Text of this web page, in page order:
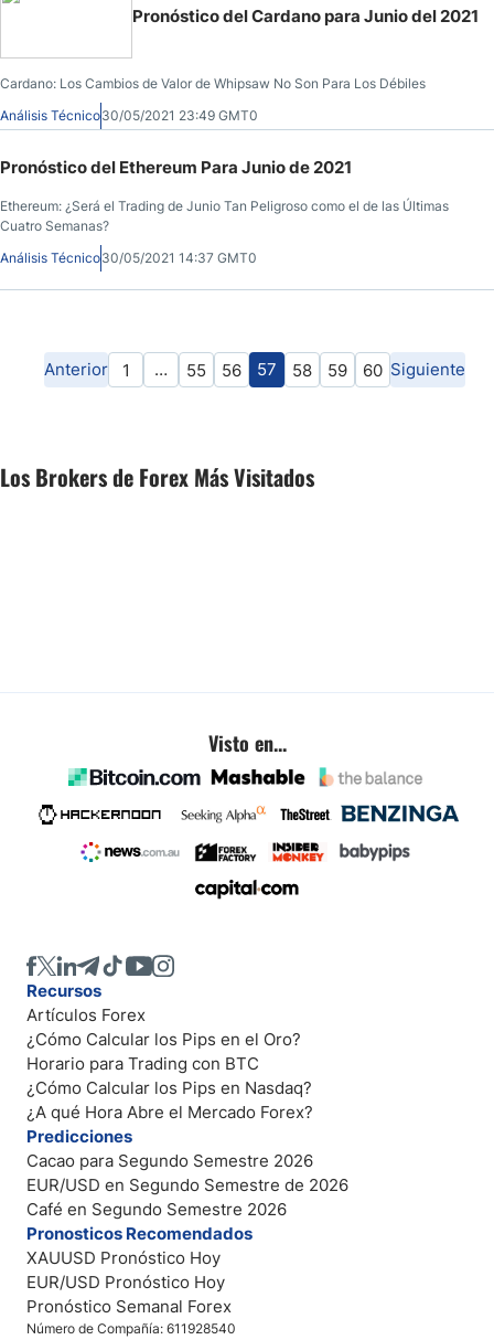
Pronóstico del Cardano para Junio del 2021
Cardano: Los Cambios de Valor de Whipsaw No Son Para Los Débiles
Análisis Técnico30/05/2021 23:49 GMT0
Pronóstico del Ethereum Para Junio de 2021
Ethereum: ¿Será el Trading de Junio Tan Peligroso como el de las Últimas
Cuatro Semanas?
Análisis Técnico30/05/2021 14:37 GMT0
Anterior 1 … 55 56 57 58 59 60 Siguiente
Los Brokers de Forex Más Visitados
Visto en...
Número de Compañía: 611928540
Recursos
Artículos Forex
¿Cómo Calcular los Pips en el Oro?
Horario para Trading con BTC
¿Cómo Calcular los Pips en Nasdaq?
¿A qué Hora Abre el Mercado Forex?
Predicciones
Cacao para Segundo Semestre 2026
EUR/USD en Segundo Semestre de 2026
Café en Segundo Semestre 2026
Pronosticos Recomendados
XAUUSD Pronóstico Hoy
EUR/USD Pronóstico Hoy
Pronóstico Semanal Forex